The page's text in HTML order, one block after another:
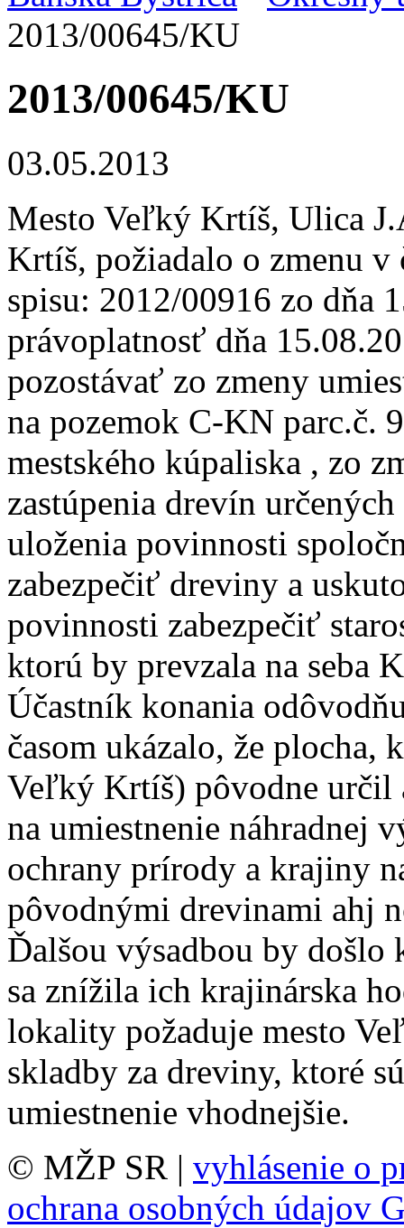
2013/00645/KU
2013/00645/KU
03.05.2013
Mesto Veľký Krtíš, Ulica
Krtíš, požiadalo o zmenu
spisu: 2012/00916 zo dňa
právoplatnosť dňa
pozostávať zo zmeny
na pozemok C-KN parc.č.
mestského kúpaliska , zo
zastúpenia drevín
uloženia povinnosti
zabezpečiť dreviny a
povinnosti zabezpečiť
ktorú by prevzala na seba
Účastník konania
časom ukázalo, že plocha,
Veľký Krtíš) pôvodne určil
na umiestnenie náhradnej
ochrany prírody a krajiny
pôvodnými drevinami ahj
Ďalšou výsadbou by došlo
sa znížila ich krajinárska
lokality požaduje mesto
skladby za dreviny, ktoré
umiestnenie vhodnejšie.
© MŽP SR | vyhlásenie o
ochrana osobných údajov